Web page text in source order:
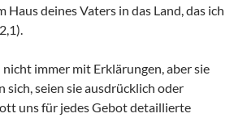
deines Vaters in das Land, das ich
immer mit Erklärungen, aber sie
seien sie ausdrücklich oder
uns für jedes Gebot detaillierte